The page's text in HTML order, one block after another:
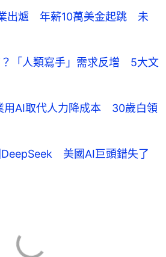
出爐 年薪10萬美金起跳 未
「人類寫手」需求反增 5大文
用AI取代人力降成本 30歲白領
DeepSeek 美國AI巨頭錯失了